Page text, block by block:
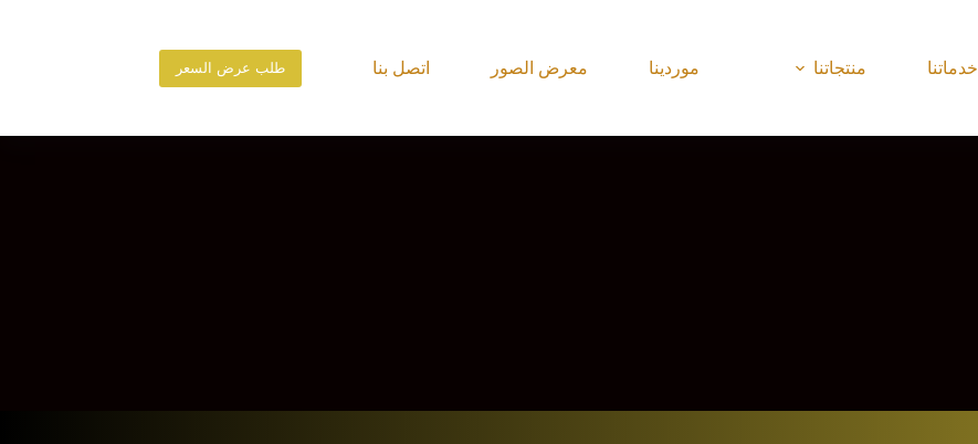
خدماتنا منتجاتنا موردينا معرض الصور اتصل بنا طلب عرض السعر